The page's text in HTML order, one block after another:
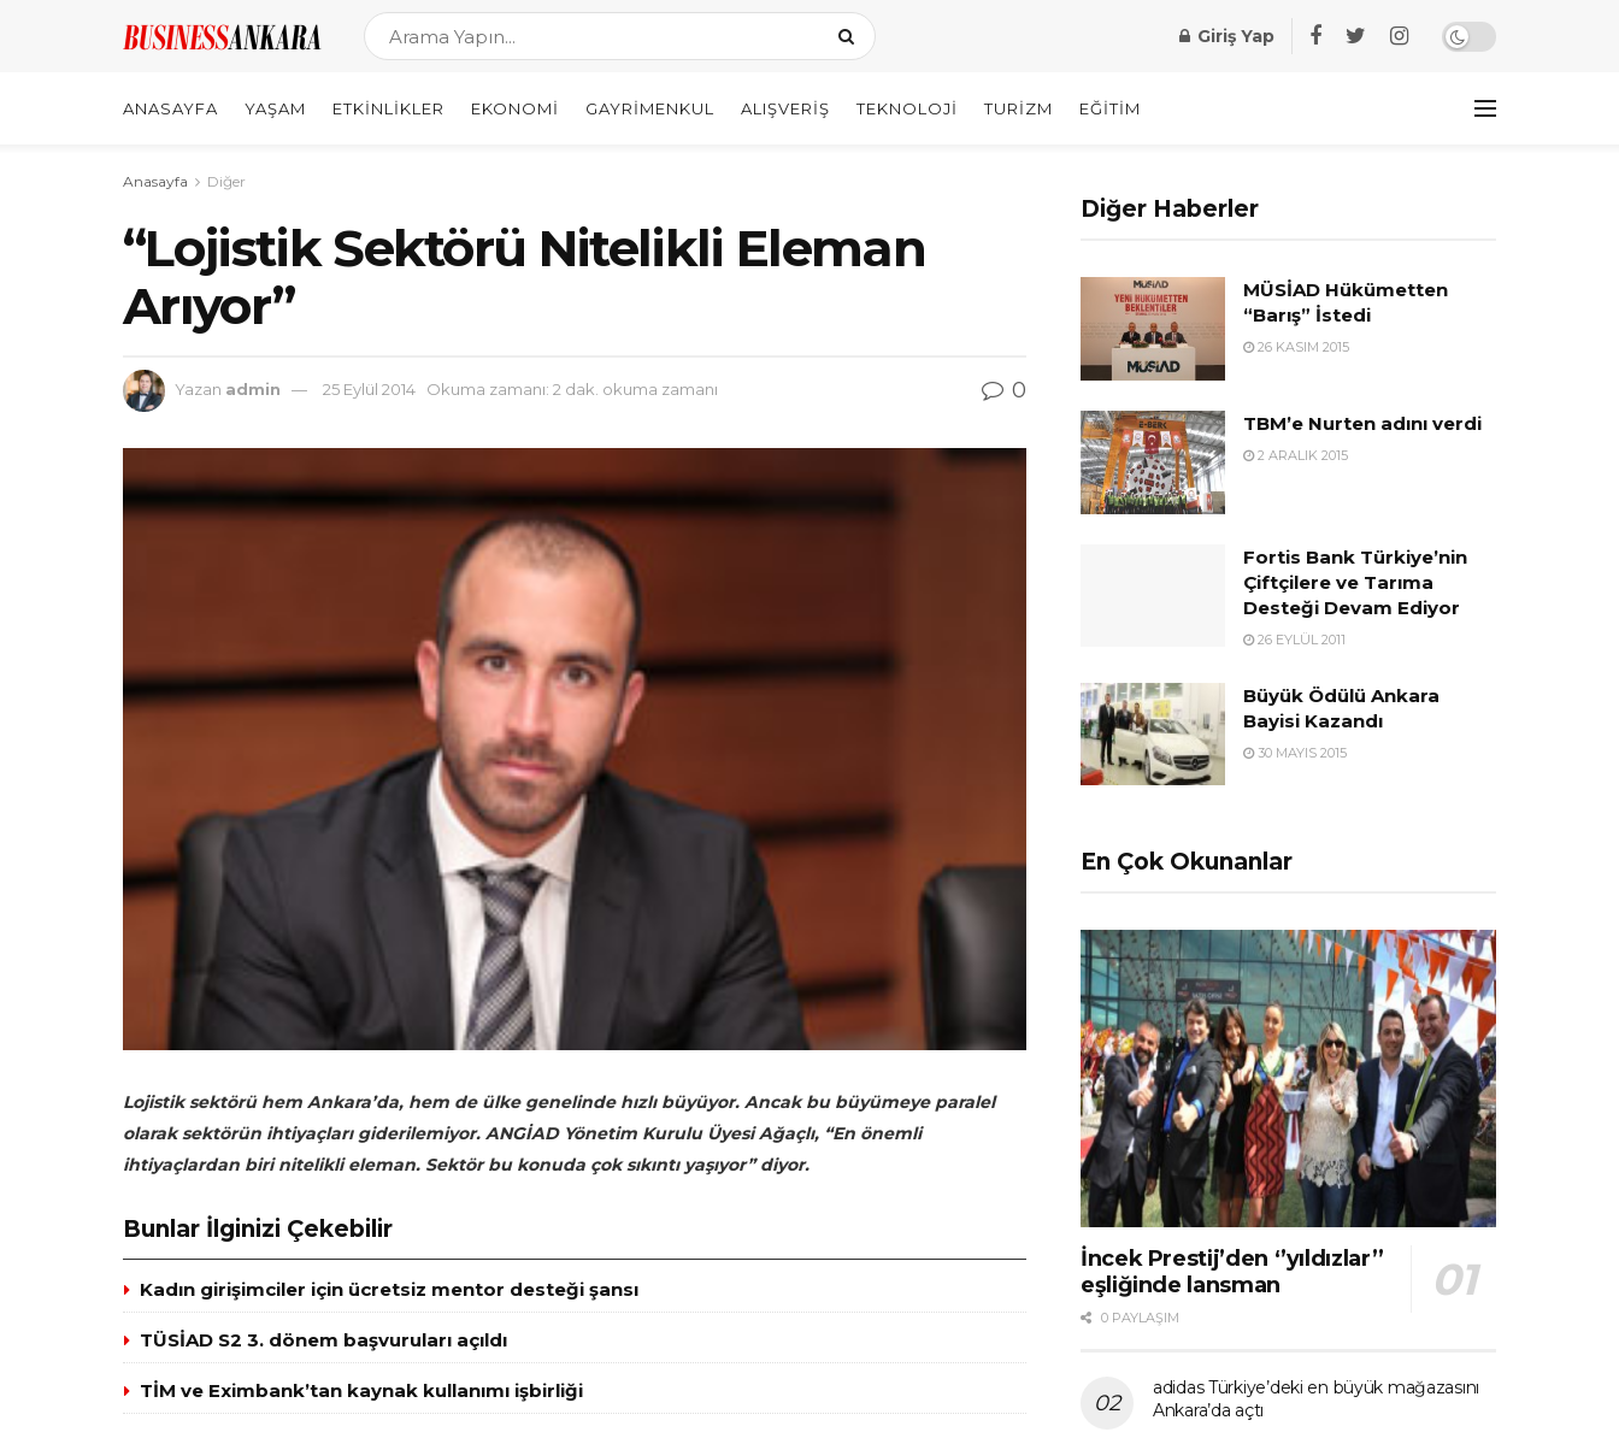
Giriş Yap
ANASAYFA YAŞAM ETKINLIKLER EKONOMI GAYRIMENKUL ALIŞVERIŞ TEKNOLOJI TURIZM EĞITIM
Anasayfa Diğer
“Lojistik Sektörü Nitelikli Eleman
Arıyor”
Yazan admin 25 Eylül 2014 Okuma zamanı: 2 dak. okuma zamanı 0
Lojistik sektörü hem Ankara’da, hem de ülke genelinde hızlı büyüyor. Ancak bu büyümeye paralel
olarak sektörün ihtiyaçları giderilemiyor. ANGİAD Yönetim Kurulu Üyesi Ağaçlı, “En önemli
ihtiyaçlardan biri nitelikli eleman. Sektör bu konuda çok sıkıntı yaşıyor” diyor.
Bunlar İlginizi Çekebilir
Kadın girişimciler için ücretsiz mentor desteği şansı
TÜSİAD S2 3. dönem başvuruları açıldı
TİM ve Eximbank’tan kaynak kullanımı işbirliği
Diğer Haberler
MÜSİAD Hükümetten
“Barış” İstedi
26 KASIM 2015
TBM’e Nurten adını verdi
2 ARALIK 2015
Fortis Bank Türkiye’nin
Çiftçilere ve Tarıma
Desteği Devam Ediyor
26 EYLÜL 2011
Büyük Ödülü Ankara
Bayisi Kazandı
30 MAYIS 2015
En Çok Okunanlar
İncek Prestij’den ‘’yıldızlar’’
eşliğinde lansman
0 PAYLAŞIM
adidas Türkiye’deki en büyük mağazasını
Ankara’da açtı